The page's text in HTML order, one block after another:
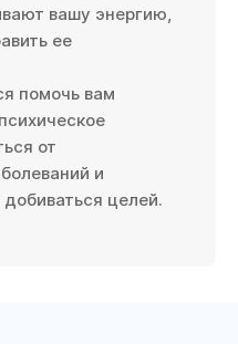
вашу энергию,
ее
помочь вам
от
и
целей.